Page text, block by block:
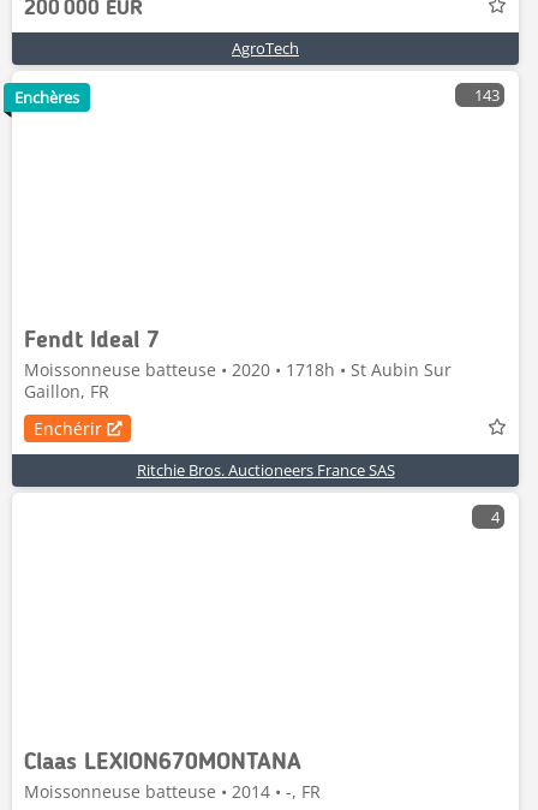
200 000 EUR
AgroTech
143
Fendt Ideal 7
Moissonneuse batteuse • 2020 • 1718h • St Aubin Sur
Gaillon, FR
Enchérir
Ritchie Bros. Auctioneers France SAS
Enchères
4
Claas LEXION670MONTANA
Moissonneuse batteuse • 2014 • -, FR